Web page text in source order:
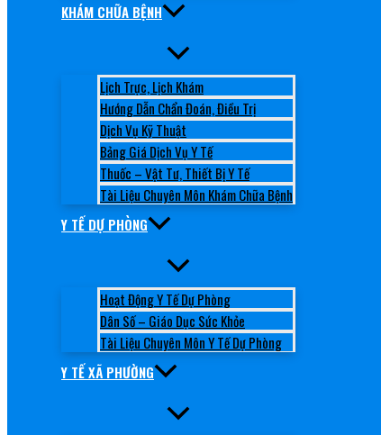
KHÁM CHỮA BỆNH
Lịch Trực, Lịch Khám
Hướng Dẫn Chẩn Đoán, Điều Trị
Dịch Vụ Kỹ Thuật
Bảng Giá Dịch Vụ Y Tế
Thuốc – Vật Tư, Thiết Bị Y Tế
Tài Liệu Chuyên Môn Khám Chữa Bệnh
Y TẾ DỰ PHÒNG
Hoạt Động Y Tế Dự Phòng
Dân Số – Giáo Dục Sức Khỏe
Tài Liệu Chuyên Môn Y Tế Dự Phòng
Y TẾ XÃ PHƯỜNG